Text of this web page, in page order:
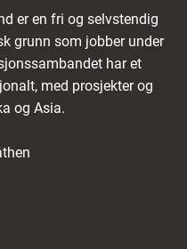
er en fri og selvstendig
grunn som jobber under
har et
med prosjekter og
og Asia.